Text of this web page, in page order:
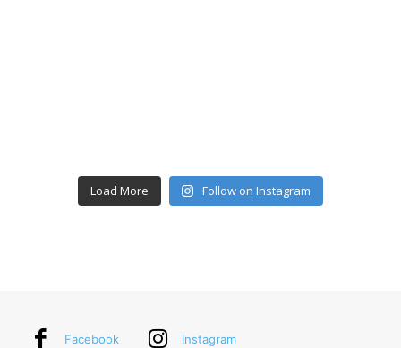
Load More Follow on Instagram
Facebook Instagram